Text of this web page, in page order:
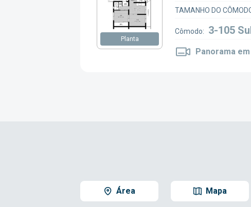
Planta
TAMANHO DO
Cômodo: 3-105
Panorama em
Área Mapa